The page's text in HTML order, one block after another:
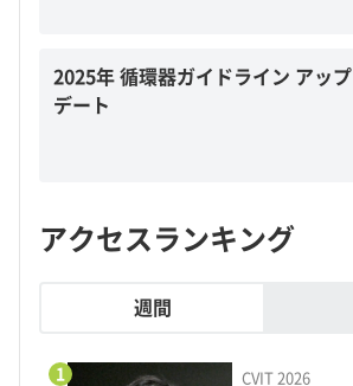
2025年 循環器ガイドライン アップ
デート
アクセスランキング
週間
1 CVIT 2026